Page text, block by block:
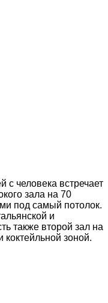
с человека встречает
зала на 70
под самый потолок.
и
также второй зал на
коктейльной зоной.